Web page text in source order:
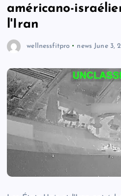
américano-
l'Iran
wellnessfitpro news June 3,